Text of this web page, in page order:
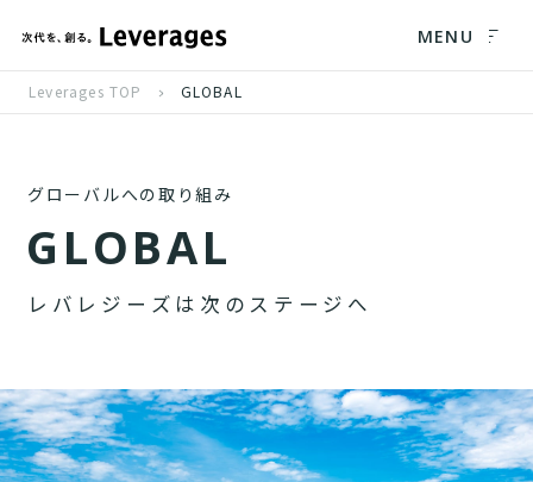
MENU
Leverages TOP GLOBAL
グローバルへの取り組み
GLOBAL
レ バ レ ジ ー ズ は 次 の ス テ ー ジ へ